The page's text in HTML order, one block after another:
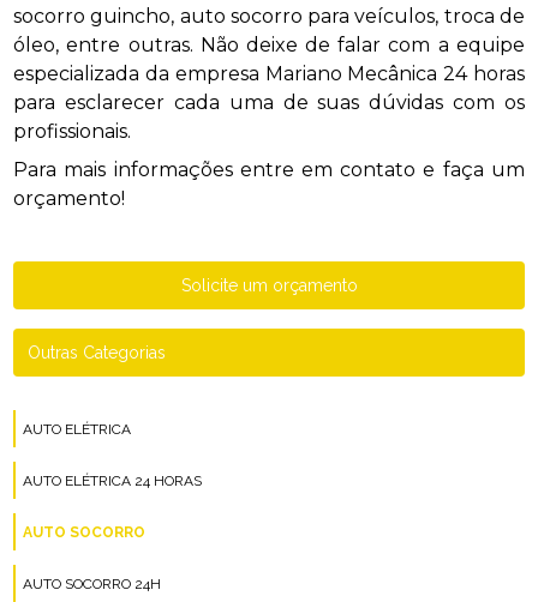
socorro guincho, auto socorro para veículos, troca de
óleo, entre outras. Não deixe de falar com a equipe
especializada da empresa Mariano Mecânica 24 horas
para esclarecer cada uma de suas dúvidas com os
profissionais.
Para mais informações entre em contato e faça um
orçamento!
Solicite um orçamento
Outras Categorias
AUTO ELÉTRICA
AUTO ELÉTRICA 24 HORAS
AUTO SOCORRO
AUTO SOCORRO 24H